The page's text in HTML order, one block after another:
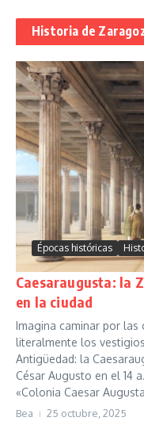
Historia de
Épocas históricas
Caesaraugusta: la
en la ciudad
Imagina caminar por las
literalmente los
Antigüedad: la
César Augusto en el 14
«Colonia Caesar
Bea 25 octubre, 2025